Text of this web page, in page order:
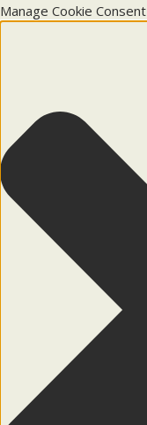
Manage Cookie Consent